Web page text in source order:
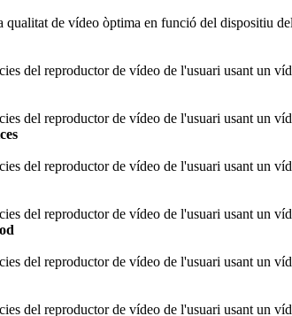
qualitat de vídeo òptima en funció del dispositiu
del reproductor de vídeo de l'usuari usant un
del reproductor de vídeo de l'usuari usant un
del reproductor de vídeo de l'usuari usant un
del reproductor de vídeo de l'usuari usant un
del reproductor de vídeo de l'usuari usant un
del reproductor de vídeo de l'usuari usant un